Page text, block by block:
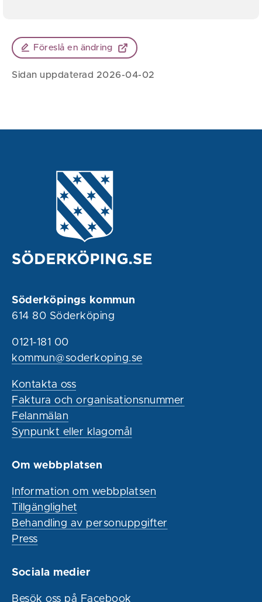
Föreslå en ändring
Sidan uppdaterad 2026-04-02
Söderköpings kommun
614 80 Söderköping
0121-181 00
kommun@soderkoping.se
Kontakta oss
Faktura och organisationsnummer
Felanmälan
Synpunkt eller klagomål
Om webbplatsen
Information om webbplatsen
Tillgänglighet
Behandling av personuppgifter
Press
Sociala medier
Besök oss på Facebook